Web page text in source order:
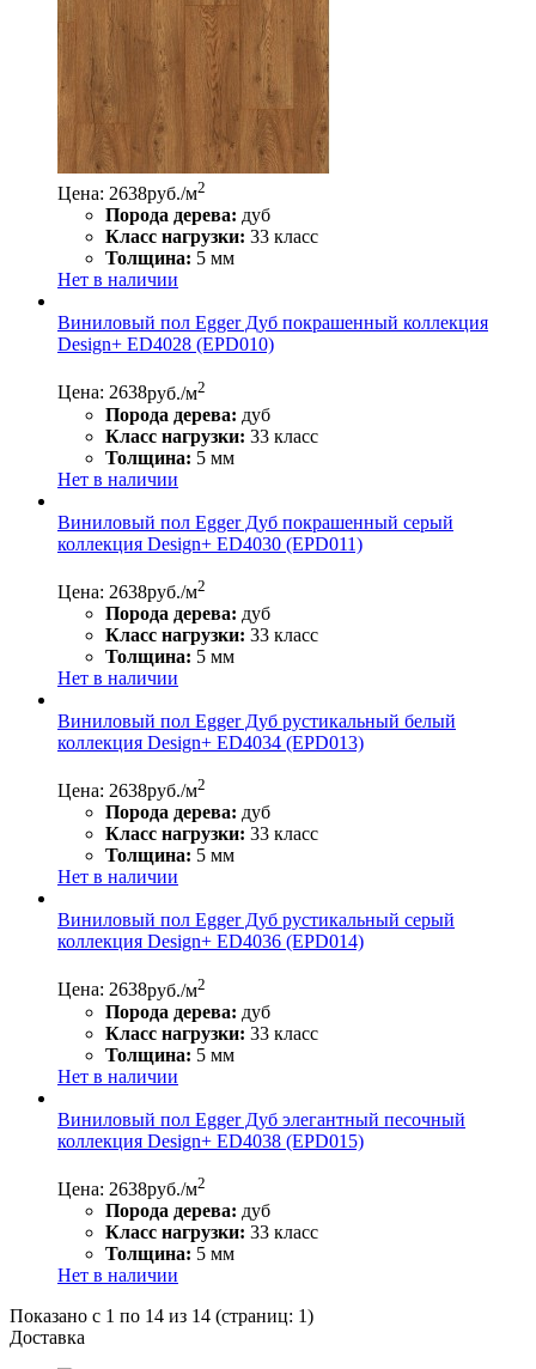
Цена: 2638руб./м2
Порода дерева: дуб
Класс нагрузки: 33 класс
Толщина: 5 мм
Нет в наличии
Виниловый пол Egger Дуб покрашенный коллекция
Design+ ED4028 (EPD010)
Цена: 2638руб./м2
Порода дерева: дуб
Класс нагрузки: 33 класс
Толщина: 5 мм
Нет в наличии
Виниловый пол Egger Дуб покрашенный серый
коллекция Design+ ED4030 (EPD011)
Цена: 2638руб./м2
Порода дерева: дуб
Класс нагрузки: 33 класс
Толщина: 5 мм
Нет в наличии
Виниловый пол Egger Дуб рустикальный белый
коллекция Design+ ED4034 (EPD013)
Цена: 2638руб./м2
Порода дерева: дуб
Класс нагрузки: 33 класс
Толщина: 5 мм
Нет в наличии
Виниловый пол Egger Дуб рустикальный серый
коллекция Design+ ED4036 (EPD014)
Цена: 2638руб./м2
Порода дерева: дуб
Класс нагрузки: 33 класс
Толщина: 5 мм
Нет в наличии
Виниловый пол Egger Дуб элегантный песочный
коллекция Design+ ED4038 (EPD015)
Цена: 2638руб./м2
Порода дерева: дуб
Класс нагрузки: 33 класс
Толщина: 5 мм
Нет в наличии
Показано с 1 по 14 из 14 (страниц: 1)
Доставка